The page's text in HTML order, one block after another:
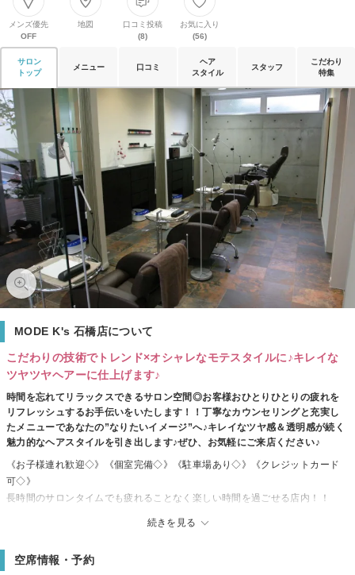
メンズ優先
OFF
地図
口コミ投稿
(8)
お気に入り
(56)
サロン
トップ
メニュー 口コミ
ヘア
スタイル
スタッフ
こだわり
特集
MODE K's 石橋店について
こだわりの技術でトレンド×オシャレなモテスタイルに♪キレイな
ツヤツヤヘアーに仕上げます♪
時間を忘れてリラックスできるサロン空間◎お客様おひとりひとりの疲れを
リフレッシュするお手伝いをいたします！！丁寧なカウンセリングと充実し
たメニューであなたの”なりたいイメージ”へ♪キレイなツヤ感＆透明感が続く
魅力的なヘアスタイルを引き出します♪ぜひ、お気軽にご来店ください♪
続きを見る
《お子様連れ歓迎◇》《個室完備◇》《駐車場あり◇》《クレジットカード
可◇》
長時間のサロンタイムでも疲れることなく楽しい時間を過ごせる店内！！
ダメージが気になる方や似合うカラーが分からない方など、幅広いお悩みに
空席情報・予約